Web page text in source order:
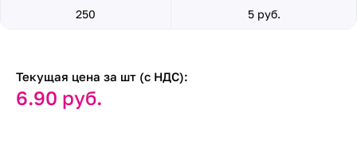
250 5 руб.
Текущая цена за шт (с НДС):
6.90 руб.